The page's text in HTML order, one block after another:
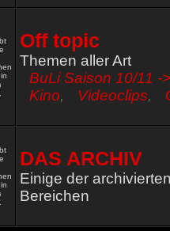
Off topic
Themen aller Art
BuLi Saison 10/11 -
Kino, Videoclips,
DAS ARCHIV
Einige der
Bereichen